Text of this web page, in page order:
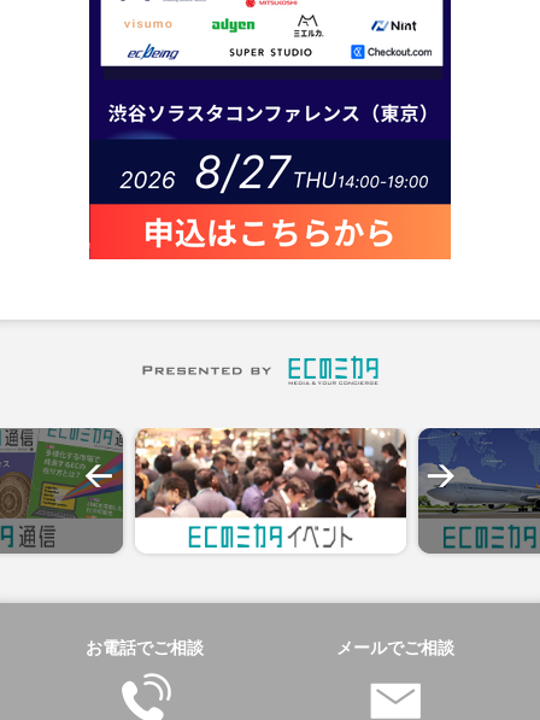
お電話でご相談 メールでご相談